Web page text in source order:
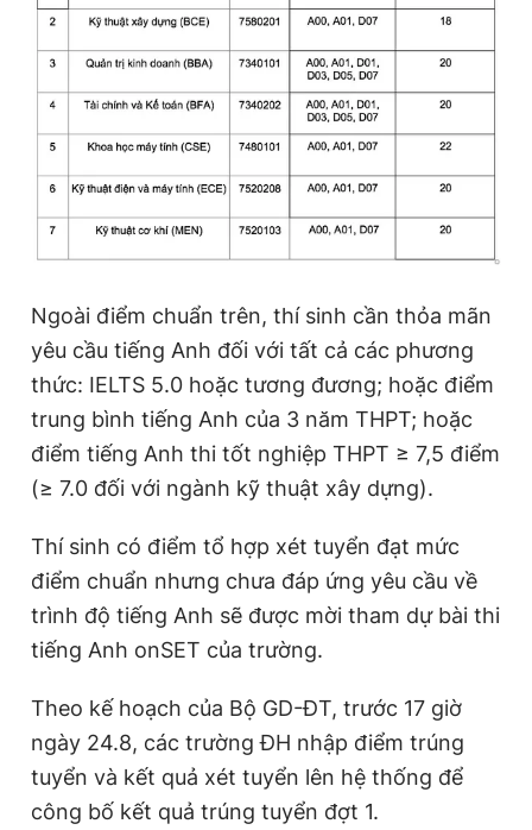
Ngoài điểm chuẩn trên, thí sinh cần thỏa mãn
yêu cầu tiếng Anh đối với tất cả các phương
thức: IELTS 5.0 hoặc tương đương; hoặc điểm
trung bình tiếng Anh của 3 năm THPT; hoặc
điểm tiếng Anh thi tốt nghiệp THPT ≥ 7,5 điểm
(≥ 7.0 đối với ngành kỹ thuật xây dựng).
Thí sinh có điểm tổ hợp xét tuyển đạt mức
điểm chuẩn nhưng chưa đáp ứng yêu cầu về
trình độ tiếng Anh sẽ được mời tham dự bài thi
tiếng Anh onSET của trường.
Theo kế hoạch của Bộ GD-ĐT, trước 17 giờ
ngày 24.8, các trường ĐH nhập điểm trúng
tuyển và kết quả xét tuyển lên hệ thống để
công bố kết quả trúng tuyển đợt 1.